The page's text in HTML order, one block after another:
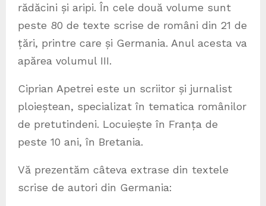
rădăcini și aripi. În cele două volume sunt
peste 80 de texte scrise de români din 21 de
țări, printre care și Germania. Anul acesta va
apărea volumul III.
Ciprian Apetrei este un scriitor și jurnalist
ploieștean, specializat în tematica românilor
de pretutindeni. Locuiește în Franța de
peste 10 ani, în Bretania.
Vă prezentăm câteva extrase din textele
scrise de autori din Germania: